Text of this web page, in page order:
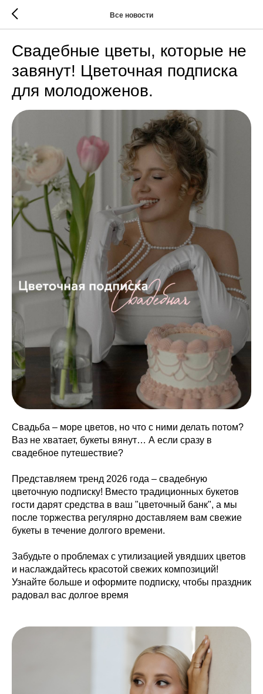
Все новости
Свадебные цветы, которые не
завянут! Цветочная подписка
для молодоженов.
Свадьба – море цветов, но что с ними делать потом?
Ваз не хватает, букеты вянут… А если сразу в
свадебное путешествие?
Представляем тренд 2026 года – свадебную
цветочную подписку! Вместо традиционных букетов
гости дарят средства в ваш "цветочный банк", а мы
после торжества регулярно доставляем вам свежие
букеты в течение долгого времени.
Забудьте о проблемах с утилизацией увядших цветов
и наслаждайтесь красотой свежих композиций!
Узнайте больше и оформите подписку, чтобы праздник
радовал вас долгое время